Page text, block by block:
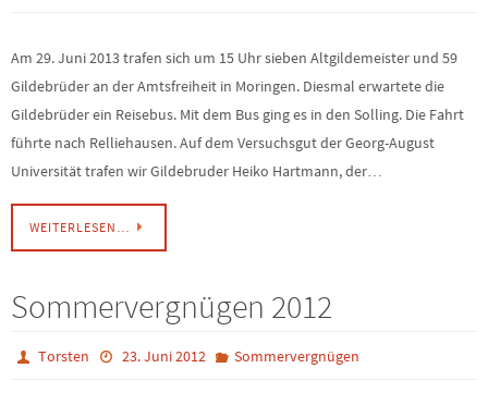
Am 29. Juni 2013 trafen sich um 15 Uhr sieben Altgildemeister und 59
Gildebrüder an der Amtsfreiheit in Moringen. Diesmal erwartete die
Gildebrüder ein Reisebus. Mit dem Bus ging es in den Solling. Die Fahrt
führte nach Relliehausen. Auf dem Versuchsgut der Georg-August
Universität trafen wir Gildebruder Heiko Hartmann, der…
WEITERLESEN…
Sommervergnügen 2012
Torsten 23. Juni 2012 Sommervergnügen